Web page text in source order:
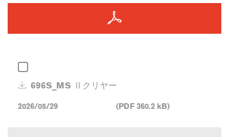
696S_MS Ⅱクリヤー
2026/05/29 (PDF 360.2 kB)